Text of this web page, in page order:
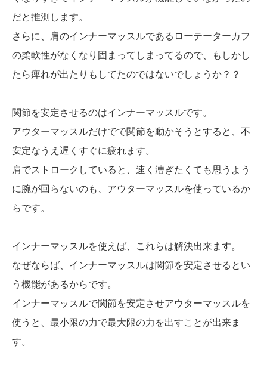
だと推測します。
さらに、肩のインナーマッスルであるローテーターカフ
の柔軟性がなくなり固まってしまってるので、もしかし
たら痺れが出たりもしてたのではないでしょうか？？
関節を安定させるのはインナーマッスルです。
アウターマッスルだけでで関節を動かそうとすると、不
安定なうえ遅くすぐに疲れます。
肩でストロークしていると、速く漕ぎたくても思うよう
に腕が回らないのも、アウターマッスルを使っているか
らです。
インナーマッスルを使えば、これらは解決出来ます。
なぜならば、インナーマッスルは関節を安定させるとい
う機能があるからです。
インナーマッスルで関節を安定させアウターマッスルを
使うと、最小限の力で最大限の力を出すことが出来ま
す。